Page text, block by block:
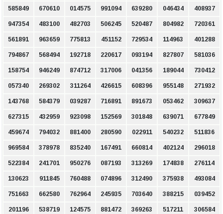
585849 670610 014575 991094 639280 046434 408937
947354 483100 482703 506245 520487 804982 720361
561891 963659 775813 451152 729534 114963 401288
794867 568494 192718 220617 093194 827807 581036
158754 946249 874712 317006 041356 189044 730412
057340 269302 311264 426615 608396 955148 271932
143768 584379 039287 716891 891673 053462 309637
627315 432959 923098 152569 301848 639071 677849
459674 794032 881400 280590 022911 540232 511836
969584 378978 835240 167491 660814 402124 296018
522384 241701 950276 087193 313269 174838 276114
130623 911845 760488 074896 312490 375938 493084
751663 662580 762964 245935 703640 388215 039452
201196 538719 124575 881472 369263 517211 306584